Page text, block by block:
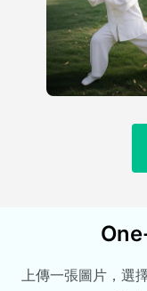
上傳一張圖片，選